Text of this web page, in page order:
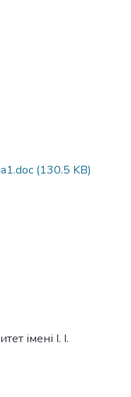
(130.5 KB)
імені І. І.